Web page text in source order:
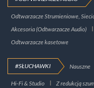
Odtwarzacze Strumieniowe,
Akcesoria (Odtwarzacze Audio)
Odtwarzacze kasetowe
#SŁUCHAWKI Nauszne
Hi-Fi & Studio Z redukcją